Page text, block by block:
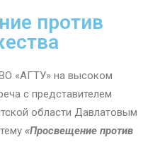
против
«АГТУ» на высоком
с представителем
области Давлатовым
«Просвещение против